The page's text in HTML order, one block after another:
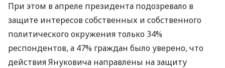
При этом в апреле президента подозревало в
защите интересов собственных и собственного
политического окружения только 34%
респондентов, а 47% граждан было уверено, что
действия Януковича направлены на защиту